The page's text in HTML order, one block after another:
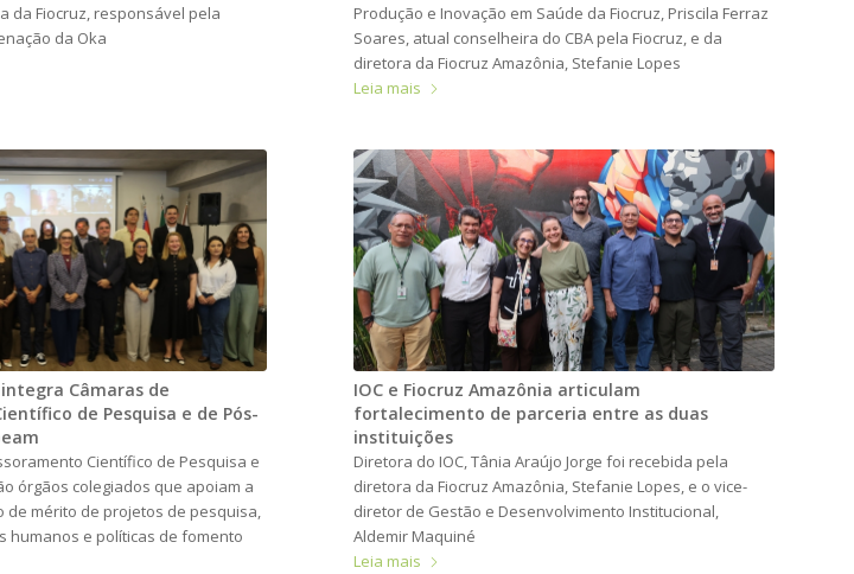
da Fiocruz, responsável pela
da Oka
Produção e Inovação em Saúde da Fiocruz, Priscila Ferraz
Soares, atual conselheira do CBA pela Fiocruz, e da
diretora da Fiocruz Amazônia, Stefanie Lopes
Leia mais
Câmaras de
de Pesquisa e de Pós-
Científico de Pesquisa e
órgãos colegiados que apoiam a
de mérito de projetos de pesquisa,
humanos e políticas de fomento
IOC e Fiocruz Amazônia articulam
fortalecimento de parceria entre as duas
instituições
Diretora do IOC, Tânia Araújo Jorge foi recebida pela
diretora da Fiocruz Amazônia, Stefanie Lopes, e o vice-
diretor de Gestão e Desenvolvimento Institucional,
Aldemir Maquiné
Leia mais